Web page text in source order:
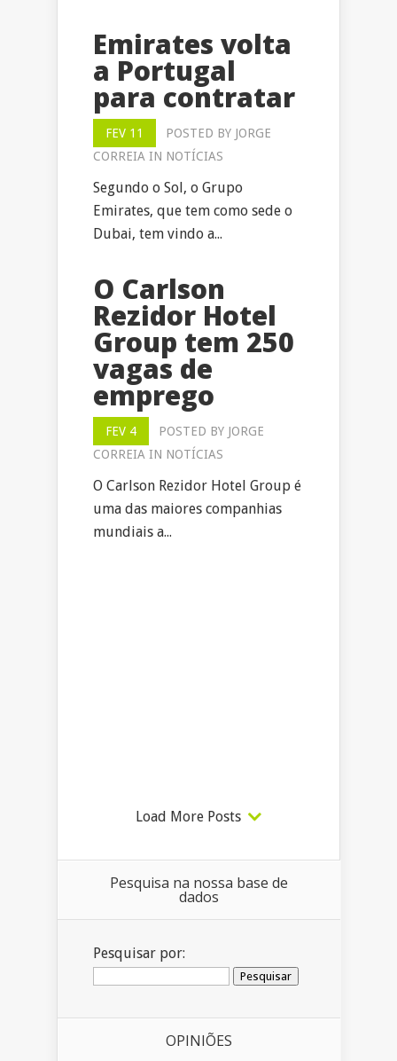
Emirates volta
a Portugal
para contratar
FEV 11 POSTED BY JORGE
CORREIA IN NOTÍCIAS
Segundo o Sol, o Grupo
Emirates, que tem como sede o
Dubai, tem vindo a...
O Carlson
Rezidor Hotel
Group tem 250
vagas de
emprego
FEV 4 POSTED BY JORGE
CORREIA IN NOTÍCIAS
O Carlson Rezidor Hotel Group é
uma das maiores companhias
mundiais a...
Load More Posts
Pesquisa na nossa base de
dados
Pesquisar por:
OPINIÕES